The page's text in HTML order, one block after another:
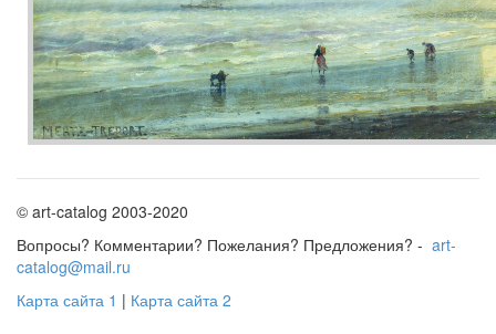
© art-catalog 2003-2020
Вопросы? Комментарии? Пожелания? Предложения? - art-
catalog@mail.ru
Карта сайта 1 | Карта сайта 2